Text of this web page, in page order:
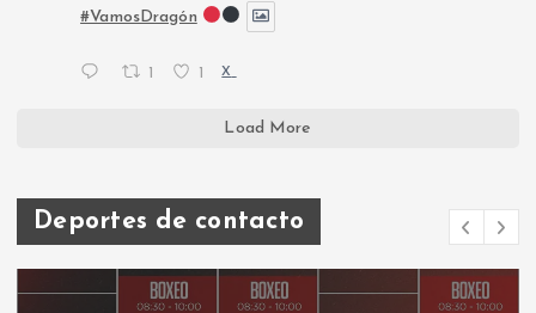
#VamosDragón
X
Load More
Deportes de contacto